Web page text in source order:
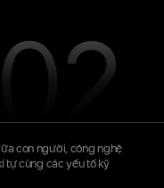
con người, công nghệ
tự cùng các yếu tố kỹ